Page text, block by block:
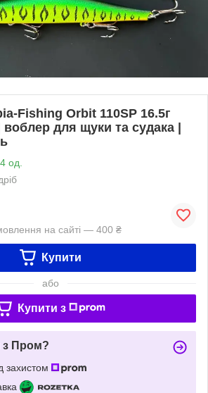
Fishing Orbit 110SP 16.5г
воблер для щуки та судака |
од.
на сайті — 400 ₴
Купити
або
Купити з
з Пром?
захистом